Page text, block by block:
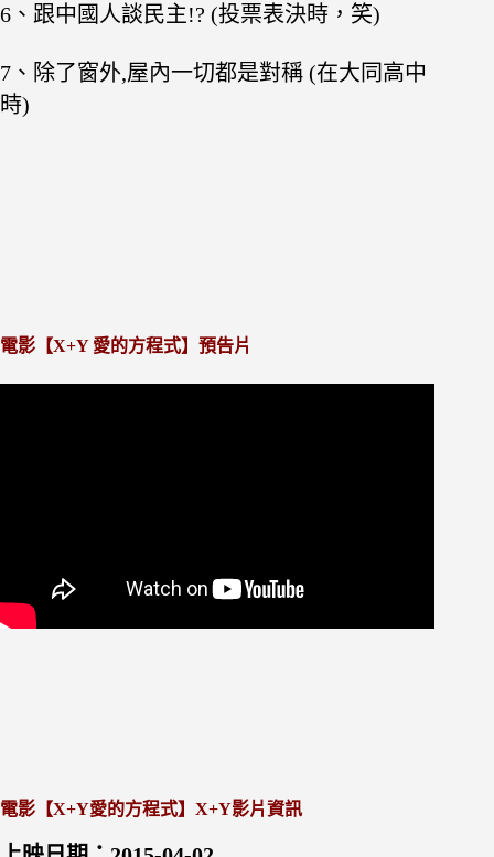
6、跟中國人談民主!? (投票表決時，笑)
7、除了窗外,屋內一切都是對稱 (在大同高中
時)
電影【X+Y 愛的方程式】預告片
電影【X+Y愛的方程式】 X+Y影片資訊